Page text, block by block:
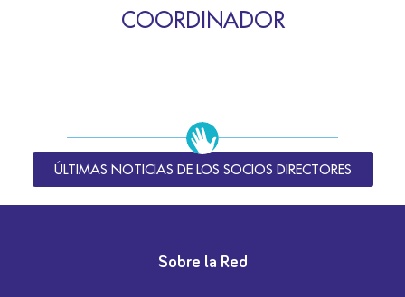
COORDINADOR
ÚLTIMAS NOTICIAS DE LOS SOCIOS DIRECTORES
Sobre la Red